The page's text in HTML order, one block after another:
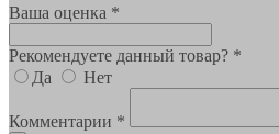
Ваша оценка *
Рекомендуете данный товар? *
Да
Нет
Комментарии *